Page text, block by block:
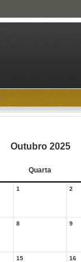
Outubro 2025
Quarta
1 2
8 9
15 16